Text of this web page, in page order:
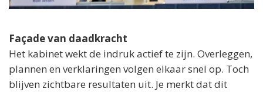
Façade van daadkracht
Het kabinet wekt de indruk actief te zijn. Overleggen,
plannen en verklaringen volgen elkaar snel op. Toch
blijven zichtbare resultaten uit. Je merkt dat dit